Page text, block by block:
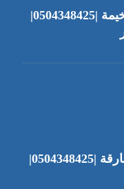
شركة تنظيف كنب في راس الخيمة |0504348425|
شركة مكافحة حشرات في الشارقة |0504348425|